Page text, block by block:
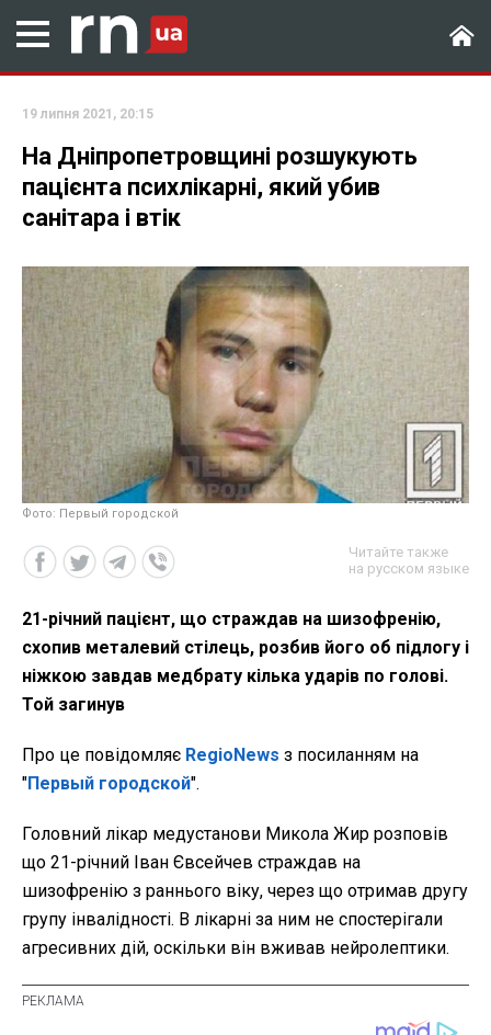
19 липня 2021, 20:15
На Дніпропетровщині розшукують
пацієнта психлікарні, який убив
санітара і втік
Фото: Первый городской
Читайте также
на русском языке
21-річний пацієнт, що страждав на шизофренію,
схопив металевий стілець, розбив його об підлогу і
ніжкою завдав медбрату кілька ударів по голові.
Той загинув
Про це повідомляє RegioNews з посиланням на
"Первый городской".
Головний лікар медустанови Микола Жир розповів
що 21-річний Іван Євсейчев страждав на
шизофренію з раннього віку, через що отримав другу
групу інвалідності. В лікарні за ним не спостерігали
агресивних дій, оскільки він вживав нейролептики.